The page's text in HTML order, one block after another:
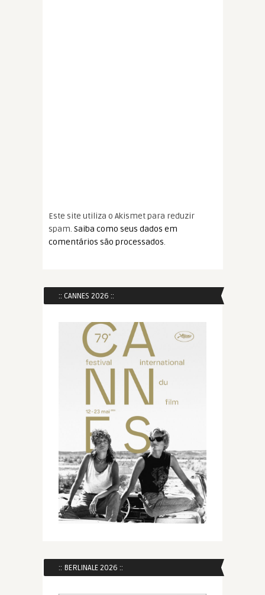
Este site utiliza o Akismet para reduzir
spam. Saiba como seus dados em
comentários são processados.
:: CANNES 2026 ::
:: BERLINALE 2026 ::